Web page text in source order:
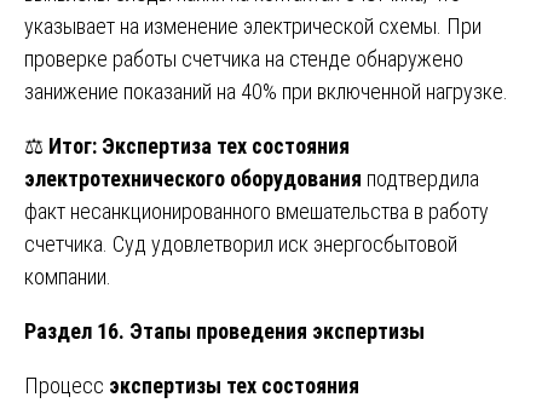
указывает на изменение электрической схемы. При
проверке работы счетчика на стенде обнаружено
занижение показаний на 40% при включенной нагрузке.
⚖️ Итог: Экспертиза тех состояния
электротехнического оборудования подтвердила
факт несанкционированного вмешательства в работу
счетчика. Суд удовлетворил иск энергосбытовой
компании.
Раздел 16. Этапы проведения экспертизы
Процесс экспертизы тех состояния